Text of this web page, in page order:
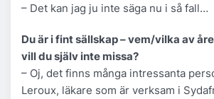
– Det kan jag ju inte säga nu i så fall…
Du är i fint sällskap – vem/vilka av
vill du själv inte missa?
– Oj, det finns många intressanta
Leroux, läkare som är verksam i